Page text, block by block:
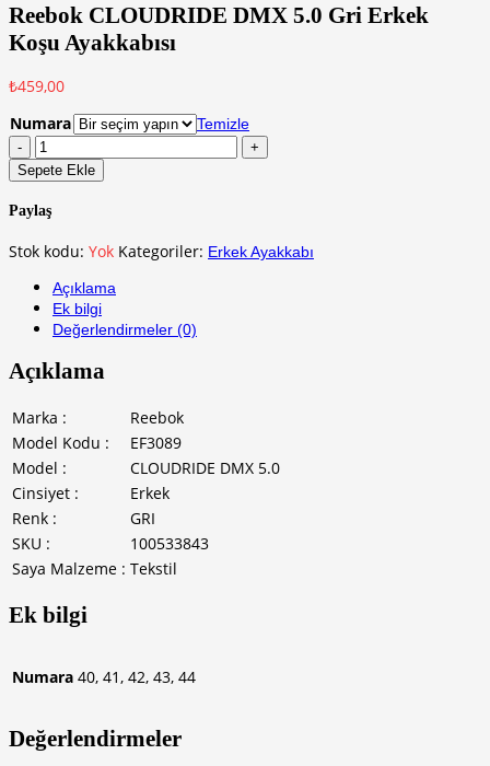
Reebok CLOUDRIDE DMX 5.0 Gri Erkek
Koşu Ayakkabısı
₺459,00
Numara
Temizle
Sepete Ekle
Paylaş
Stok kodu: Yok Kategoriler: Erkek Ayakkabı
Açıklama
Ek bilgi
Değerlendirmeler (0)
Açıklama
Marka :
Reebok
Model Kodu :
EF3089
Model :
CLOUDRIDE DMX 5.0
Cinsiyet :
Erkek
Renk :
GRI
SKU :
100533843
Saya Malzeme : Tekstil
Ek bilgi
Numara 40, 41, 42, 43, 44
Değerlendirmeler